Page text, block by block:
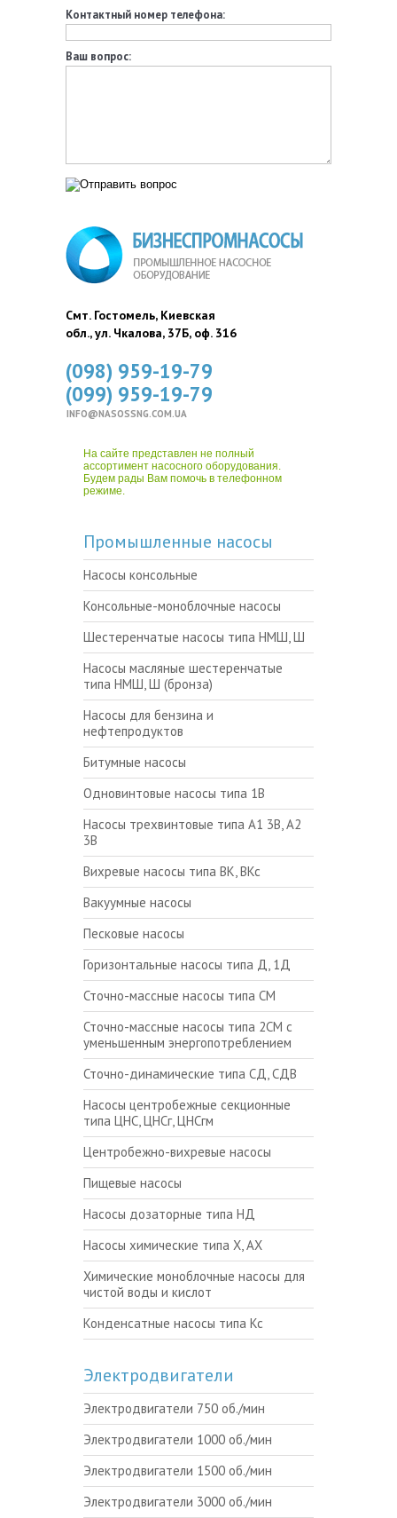
Контактный номер телефона:
Ваш вопрос:
Смт. Гостомель, Киевская
обл., ул. Чкалова, 37Б, оф. 316
(098) 959-19-79
(099) 959-19-79
INFO@NASOSSNG.COM.UA
На сайте представлен не полный
ассортимент насосного оборудования.
Будем рады Вам помочь в телефонном
режиме.
Промышленные насосы
Насосы консольные
Консольные-моноблочные насосы
Шестеренчатые насосы типа НМШ, Ш
Насосы масляные шестеренчатые
типа НМШ, Ш (бронза)
Насосы для бензина и
нефтепродуктов
Битумные насосы
Одновинтовые насосы типа 1В
Насосы трехвинтовые типа А1 3В, А2
3В
Вихревые насосы типа ВК, ВКс
Вакуумные насосы
Песковые насосы
Горизонтальные насосы типа Д, 1Д
Сточно-массные насосы типа СМ
Сточно-массные насосы типа 2СМ с
уменьшенным энергопотреблением
Сточно-динамические типа СД, СДВ
Насосы центробежные секционные
типа ЦНС, ЦНСг, ЦНСгм
Центробежно-вихревые насосы
Пищевые насосы
Насосы дозаторные типа НД
Насосы химические типа Х, АХ
Химические моноблочные насосы для
чистой воды и кислот
Конденсатные насосы типа Кс
Электродвигатели
Электродвигатели 750 об./мин
Электродвигатели 1000 об./мин
Электродвигатели 1500 об./мин
Электродвигатели 3000 об./мин